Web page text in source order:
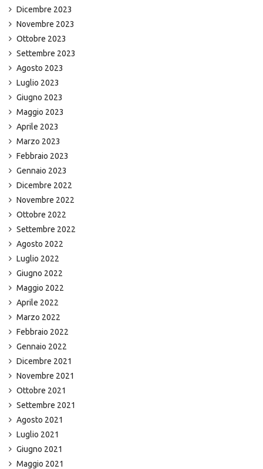
Dicembre 2023
Novembre 2023
Ottobre 2023
Settembre 2023
Agosto 2023
Luglio 2023
Giugno 2023
Maggio 2023
Aprile 2023
Marzo 2023
Febbraio 2023
Gennaio 2023
Dicembre 2022
Novembre 2022
Ottobre 2022
Settembre 2022
Agosto 2022
Luglio 2022
Giugno 2022
Maggio 2022
Aprile 2022
Marzo 2022
Febbraio 2022
Gennaio 2022
Dicembre 2021
Novembre 2021
Ottobre 2021
Settembre 2021
Agosto 2021
Luglio 2021
Giugno 2021
Maggio 2021